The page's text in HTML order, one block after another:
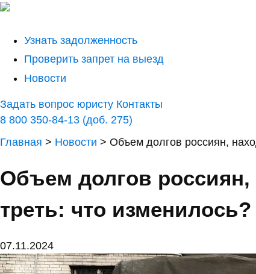
Узнать задолженность
Проверить запрет на выезд
Новости
Задать вопрос юристу Контакты
8 800 350-84-13 (доб. 275)
Главная > Новости > Объем долгов россиян,
Объем долгов
треть: что изменилось?
07.11.2024